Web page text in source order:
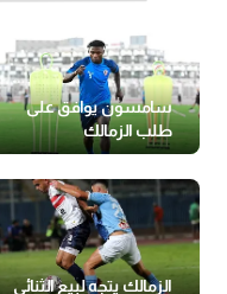
سامسون يوافق على
طلب الزمالك
الزمالك يتجه لبيع الثنائي